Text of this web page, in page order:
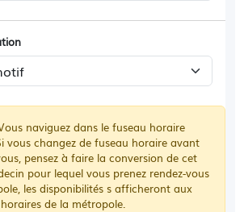
naviguez dans le fuseau horaire
vous changez de fuseau horaire avant
pensez à faire la conversion de cet
pour lequel vous prenez rendez-vous
les disponibilités s afficheront aux
horaires de la métropole.